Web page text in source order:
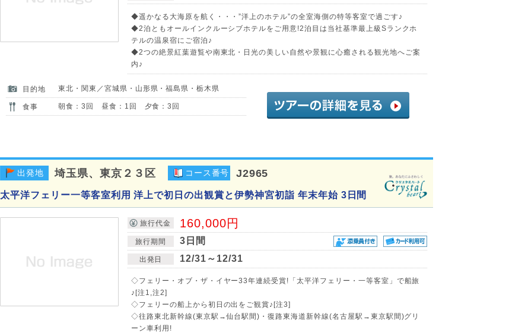
◆遥かなる大海原を航く・・・”洋上のホテル”の全室海側の特等客室で過ごす♪
◆2泊ともオールインクルーシブホテルをご用意!2泊目は当社基準最上級Sランクホ
テルの温泉宿にご宿泊♪
◆2つの絶景紅葉遊覧や南東北・日光の美しい自然や景観に心癒される観光地へご案
内♪
目的地 東北・関東／宮城県・山形県・福島県・栃木県
食事 朝食：3回 昼食：1回 夕食：3回
出発地 埼玉県、東京２３区 コース番号 J2965
太平洋フェリー一等客室利用 洋上で初日の出観賞と伊勢神宮初詣 年末年始 3日間
旅行代金 160,000円
旅行期間 3日間
出発日 12/31～12/31
◇フェリー・オブ・ザ・イヤー33年連続受賞!「太平洋フェリー・一等客室」で船旅
♪[注1,注2]
◇フェリーの船上から初日の出をご観賞♪[注3]
◇往路東北新幹線(東京駅→仙台駅間)・復路東海道新幹線(名古屋駅→東京駅間)グリ
ーン車利用!